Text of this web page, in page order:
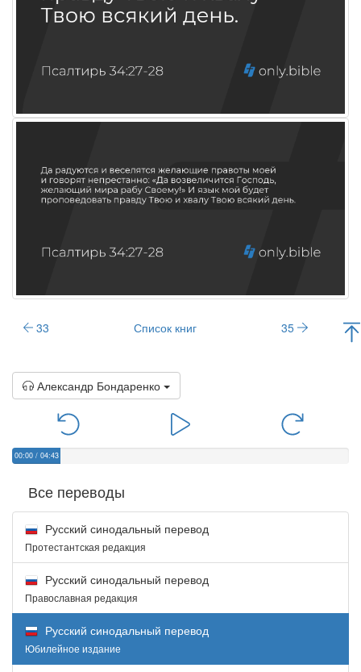
33 Список книг 35
Александр Бондаренко
00:00 / 04:43
Все переводы
Русский синодальный перевод
Протестантская редакция
Русский синодальный перевод
Православная редакция
Русский синодальный перевод
Юбилейное издание